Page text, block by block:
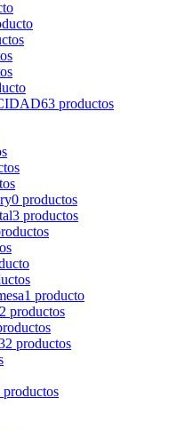
63 productos
0 productos
3 productos
1 producto
2 productos
productos
productos